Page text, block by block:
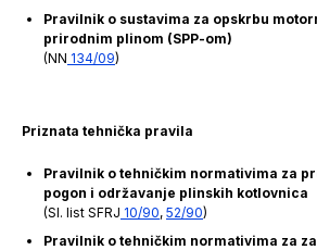
Pravilnik o sustavima za opskrbu
prirodnim plinom (SPP-om)
(NN 134/09)
Priznata tehnička pravila
Pravilnik o tehničkim normativima za
pogon i održavanje plinskih kotlovnica
(Sl. list SFRJ 10/90, 52/90)
Pravilnik o tehničkim normativima za